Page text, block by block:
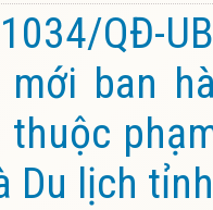
QĐ-
ban
Du lịch